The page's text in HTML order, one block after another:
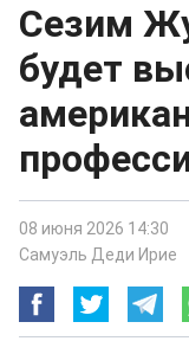
Сезим
будет
08 июня 2026 14:30
Самуэль Деди Ирие